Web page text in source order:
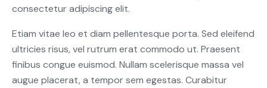
consectetur adipiscing elit.
Etiam vitae leo et diam pellentesque porta. Sed eleifend
ultricies risus, vel rutrum erat commodo ut. Praesent
finibus congue euismod. Nullam scelerisque massa vel
augue placerat, a tempor sem egestas. Curabitur